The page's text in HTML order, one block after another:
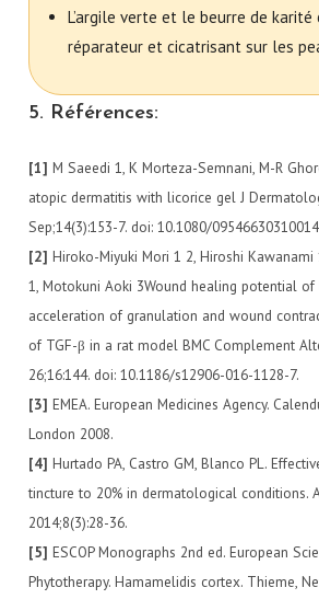
L’argile verte et le beurre de
réparateur et cicatrisant sur les
5. Références:
[1] M Saeedi 1, K Morteza-Semnani, M-R
atopic dermatitis with licorice gel J
Sep;14(3):153-7. doi: 10.1080/
[2] Hiroko-Miyuki Mori 1 2, Hiroshi Kawanami
1, Motokuni Aoki 3Wound healing potential
acceleration of granulation and wound
of TGF-β in a rat model BMC Complement
26;16:144. doi: 10.1186/s12906-016-1128-7.
[3] EMEA. European Medicines Agency.
London 2008.
[4] Hurtado PA, Castro GM, Blanco PL.
tincture to 20% in dermatological conditions.
2014;8(3):28-36.
[5] ESCOP Monographs 2nd ed. European
Phytotherapy. Hamamelidis cortex. Thieme,